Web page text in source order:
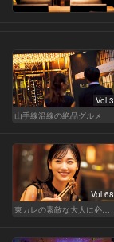
Vol.3
山手線沿線の絶品グルメ
Vol.68
東カレの素敵な大人に必要なこと